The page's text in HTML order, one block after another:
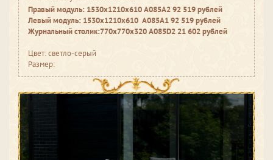
Правый модуль: 1530х1210х610 A085A2 92 519 рублей
Левый модуль: 1530х1210х610 A085A1 92 519 рублей
Журнальный столик:770х770х320 A085D2 21 602 рублей
Цвет: светло-серый
Размер: